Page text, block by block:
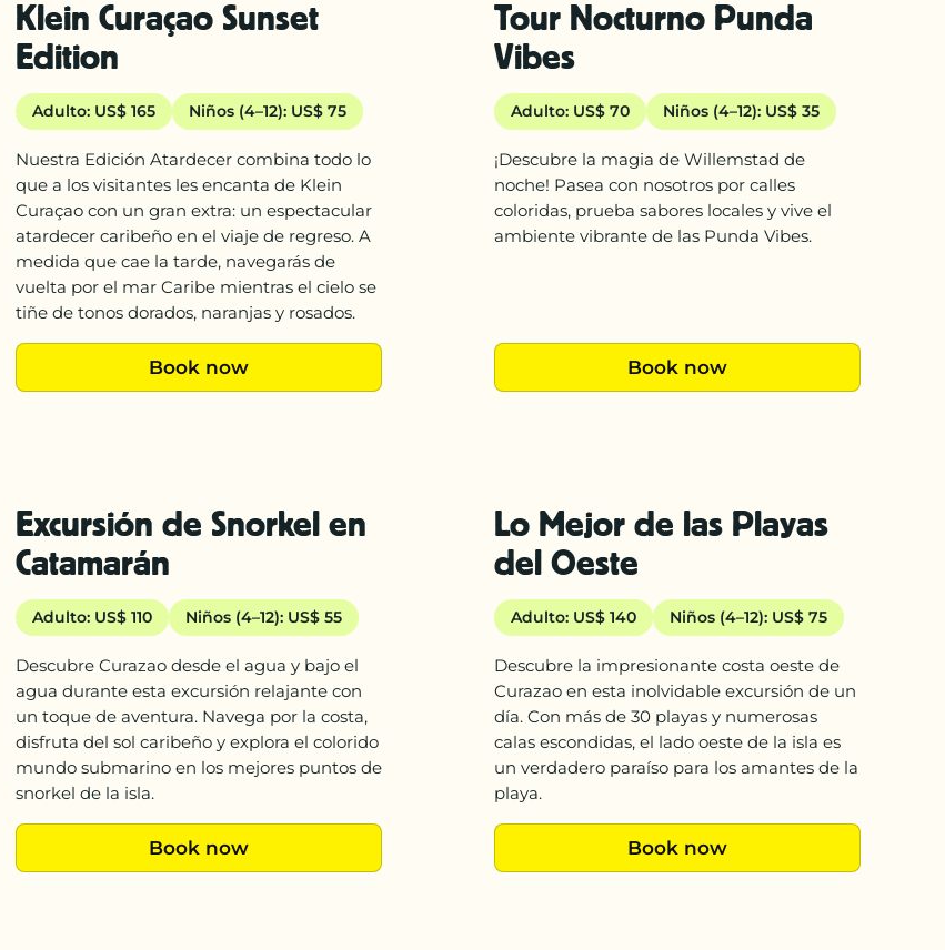
Klein Curaçao Sunset
Edition
Adulto: US$ 165 Niños (4–12): US$ 75
Nuestra Edición Atardecer combina todo lo
que a los visitantes les encanta de Klein
Curaçao con un gran extra: un espectacular
atardecer caribeño en el viaje de regreso. A
medida que cae la tarde, navegarás de
vuelta por el mar Caribe mientras el cielo se
tiñe de tonos dorados, naranjas y rosados.
Book now
Tour Nocturno Punda
Vibes
Adulto: US$ 70 Niños (4–12): US$ 35
¡Descubre la magia de Willemstad de
noche! Pasea con nosotros por calles
coloridas, prueba sabores locales y vive el
ambiente vibrante de las Punda Vibes.
Book now
Excursión de Snorkel en
Catamarán
Adulto: US$ 110 Niños (4–12): US$ 55
Descubre Curazao desde el agua y bajo el
agua durante esta excursión relajante con
un toque de aventura. Navega por la costa,
disfruta del sol caribeño y explora el colorido
mundo submarino en los mejores puntos de
snorkel de la isla.
Book now
Lo Mejor de las Playas
del Oeste
Adulto: US$ 140 Niños (4–12): US$ 75
Descubre la impresionante costa oeste de
Curazao en esta inolvidable excursión de un
día. Con más de 30 playas y numerosas
calas escondidas, el lado oeste de la isla es
un verdadero paraíso para los amantes de la
playa.
Book now